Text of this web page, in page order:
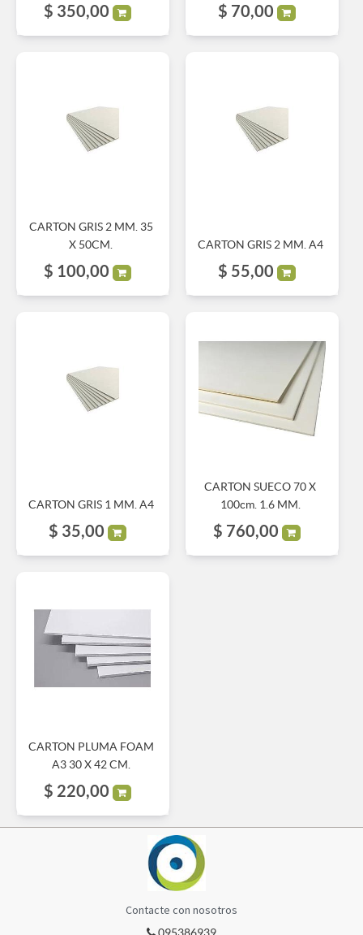
$ 350,00 $ 70,00
CARTON GRIS 2 MM. 35
X 50CM.
$ 100,00
CARTON GRIS 2 MM. A4
$ 55,00
CARTON GRIS 1 MM. A4
$ 35,00
CARTON SUECO 70 X
100cm. 1.6 MM.
$ 760,00
CARTON PLUMA FOAM
A3 30 X 42 CM.
$ 220,00
Contacte con nosotros